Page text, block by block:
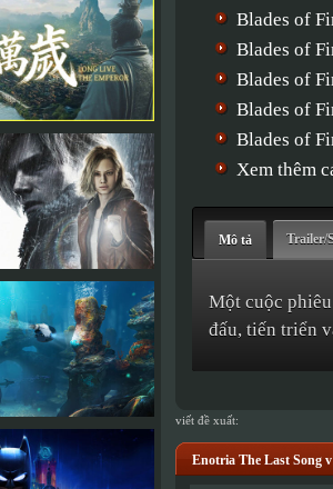
Blades of
Blades of
Blades of
Blades of
Blades of
Xem thêm
Mô tả Trailer/
Một cuộc
đấu, tiến triển
viết đề xuất:
Enotria The Last Song